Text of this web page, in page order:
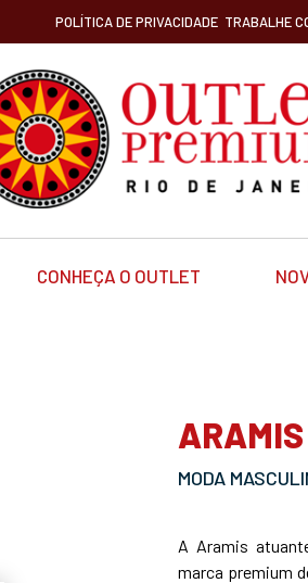
POLÍTICA DE PRIVACIDADE TRABALHE
CONHEÇA O OUTLET
ARAMIS
MODA
A Aramis
marca premium